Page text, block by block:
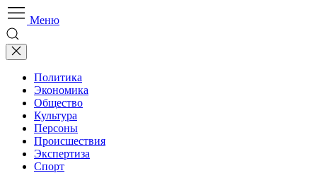
Меню
Политика
Экономика
Общество
Культура
Персоны
Происшествия
Экспертиза
Спорт